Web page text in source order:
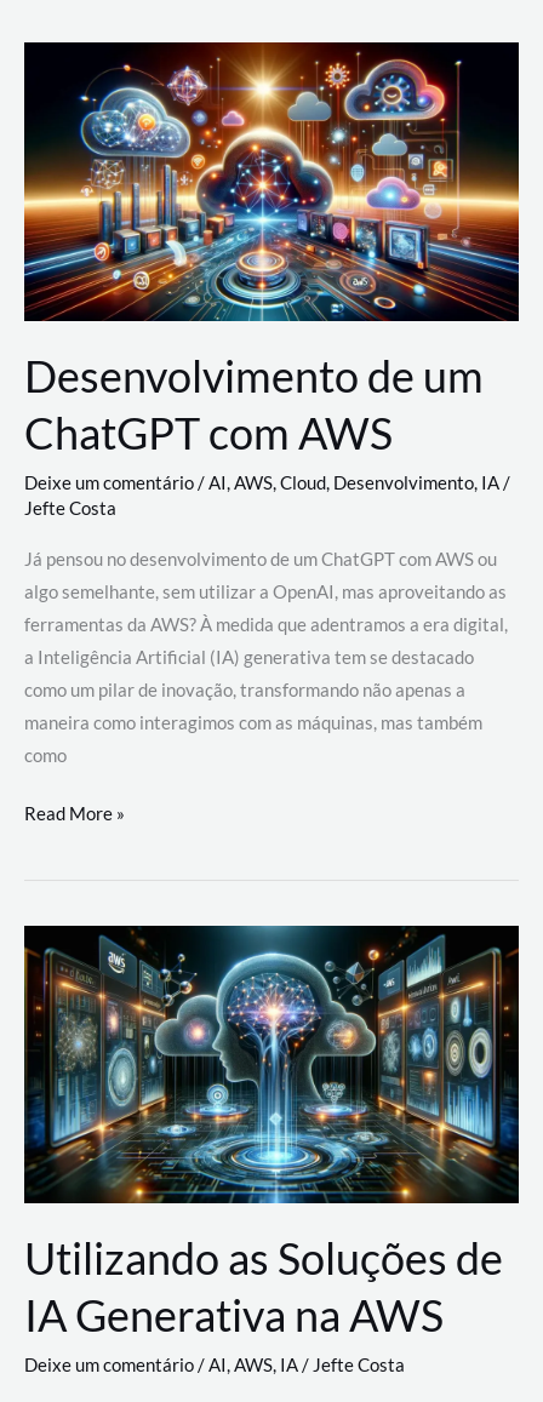
Nuvem:
Google
Cloud,
AWS
e
Azure
Desenvolvimento de um
ChatGPT com AWS
Deixe um comentário/AI,AWS,Cloud, Desenvolvimento, IA/
Jefte Costa
Já pensou no desenvolvimento de um ChatGPT com AWS ou
algo semelhante, sem utilizar a OpenAI, mas aproveitando as
ferramentas da AWS? À medida que adentramos a era digital,
a Inteligência Artificial (IA) generativa tem se destacado
como um pilar de inovação, transformando não apenas a
maneira como interagimos com as máquinas, mas também
como
Desenvolvimento
um
com
AWS
Read More »
Utilizando as Soluções de
IA Generativa na AWS
Deixe um comentário/AI,AWS, IA/Jefte Costa